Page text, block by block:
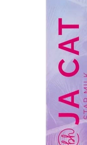
No tengo cuenta aquí
Al crear una cuenta
rápidamente, revisar
ENGLISH
Ines
colori